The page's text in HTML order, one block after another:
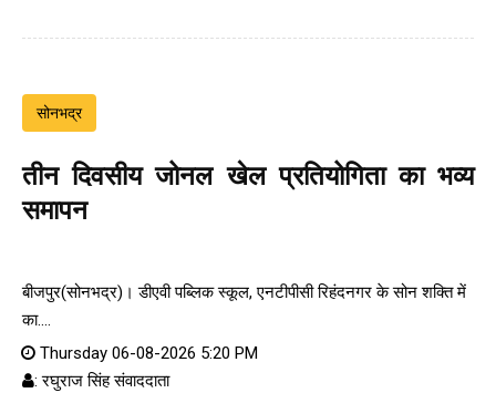
सोनभद्र
तीन दिवसीय जोनल खेल प्रतियोगिता का भव्य
समापन
बीजपुर(सोनभद्र)। डीएवी पब्लिक स्कूल, एनटीपीसी रिहंदनगर के सोन शक्ति में
का....
Thursday 06-08-2026 5:20 PM
: रघुराज सिंह संवाददाता